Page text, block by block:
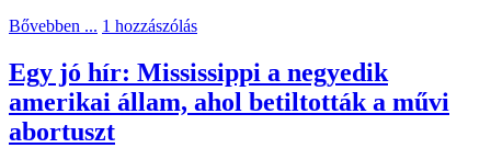
Bővebben ... 1 hozzászólás
Egy jó hír: Mississippi a negyedik
amerikai állam, ahol betiltották a művi
abortuszt